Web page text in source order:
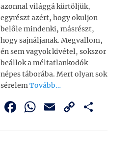
azonnal világgá kürtöl­jük,
egyrészt azért, hogy okuljon
belőle mindenki, másrészt,
hogy sajnáljanak. Megvallom,
én sem vagyok kivétel, sokszor
beállok a méltatlankodók
népes táborába. Mert olyan sok
sérelemTovább…
F
W E
C